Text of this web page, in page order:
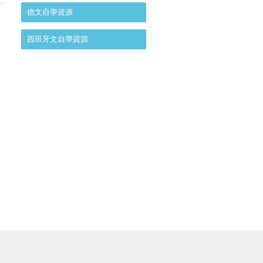
德文自學資源
西班牙文自學資源